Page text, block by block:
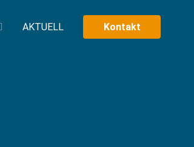
Kontakt
AKTUELL